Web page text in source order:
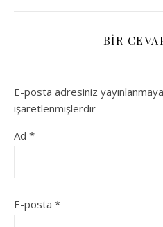
BIR
E-posta adresiniz
işaretlenmişlerdir
Ad *
E-posta *